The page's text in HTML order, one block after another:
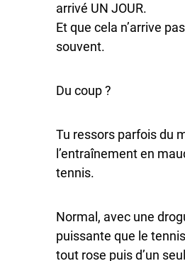
arrivé UN JOUR.
Et que cela n’arrive
souvent.
Du coup ?
Tu ressors parfois du
l’entraînement en
tennis.
Normal, avec une
puissante que le
tout rose puis d’un